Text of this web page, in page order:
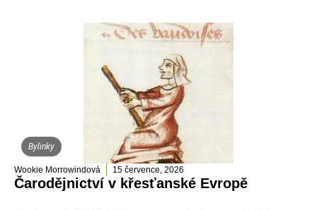
Bylinky
Wookie Morrowindová 15 července, 2026
Čarodějnictví v křesťanské Evropě